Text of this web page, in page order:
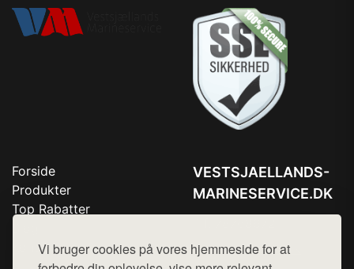
Vi bruger cookies på vores hjemmeside for at
Forside
Produkter
Top Rabatter
Kontakt
VESTSJAELLANDS-
MARINESERVICE.DK
Mail:hej@want.dk